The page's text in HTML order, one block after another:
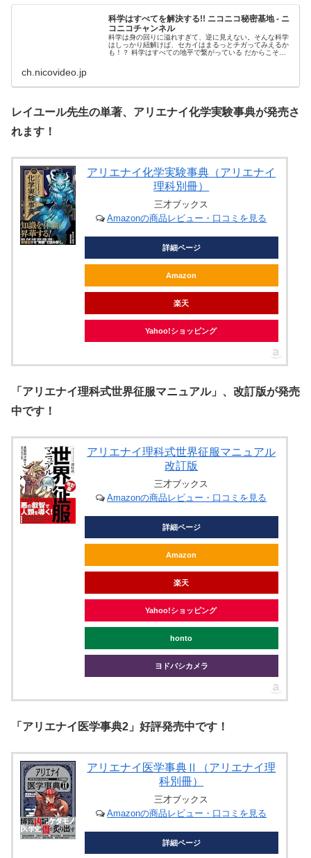
科学はすべてを解決する!! ニコニコ秘密基地 - ニ
コニコチャンネル
科学は身の回りに溢れすぎて、逆に見えない。そんな科学
はしっかり紐解けば、セカイはまるっとチガってみえるか
も！？ 科学はすべての地平で繋がっている だからこそマ
ch.nicovideo.jp
レイユール先生の単著、アリエナイ化学実験事典が発売さ
れます！
アリエナイ化学実験事典（アリエナイ
理科別冊）
三才ブックス
Amazonの商品レビュー・口コミを見る
詳細ページ
Amazon
楽天
Yahoo!ショッピング
「アリエナイ理科式世界征服マニュアル」、改訂版が発売
中です！
アリエナイ理科式世界征服マニュアル
改訂版
三才ブックス
Amazonの商品レビュー・口コミを見る
詳細ページ
Amazon
楽天
Yahoo!ショッピング
honto
ヨドバシカメラ
「アリエナイ医学事典2」好評発売中です！
アリエナイ医学事典Ⅱ（アリエナイ理
科別冊）
三才ブックス
Amazonの商品レビュー・口コミを見る
詳細ページ